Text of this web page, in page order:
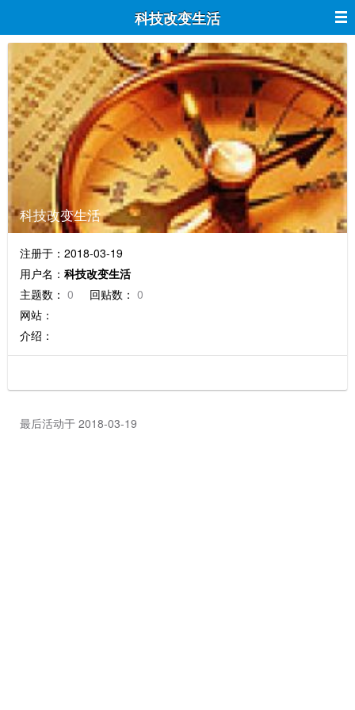
科技改变生活
科技改变生活
注册于：2018-03-19
用户名： 科技改变生活
主题数： 0 回贴数： 0
网站：
介绍：
最后活动于 2018-03-19